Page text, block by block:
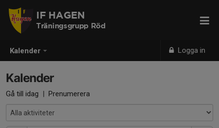
Kalender Logga in
IF HAGEN
Träningsgrupp Röd
Kalender
Gå till idag | Prenumerera